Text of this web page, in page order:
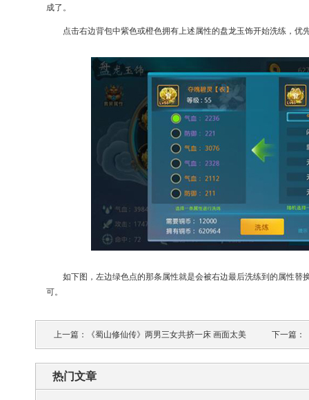
成了。
点击右边背包中紫色或橙色拥有上述属性的盘龙玉饰开始洗练，优
如下图，左边绿色点的那条属性就是会被右边最后洗练到的属性替
可。
上一篇：
《蜀山修仙传》两男三女共挤一床 画面太美
不敢看！
下一篇：
热门文章